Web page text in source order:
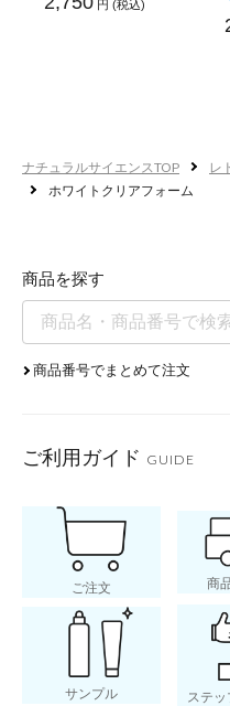
※エイジン
ホワ
円 (税込)
ナチュラルサイエンスTOP レ
ホワイトクリアフォーム
商品を探す
商品番号でまとめて注文
ご利用ガイド GUIDE
ご注文 商
サンプル ステ